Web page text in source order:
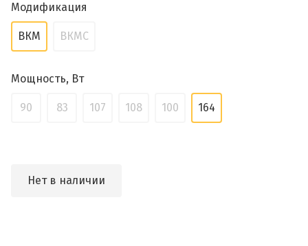
Модификация
ВКМ ВКМС
Мощность, Вт
90 83 107 108 100 164
Нет в наличии